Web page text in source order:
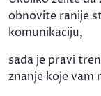
obnovite ranije
komunikaciju,
sada je pravi
znanje koje vam